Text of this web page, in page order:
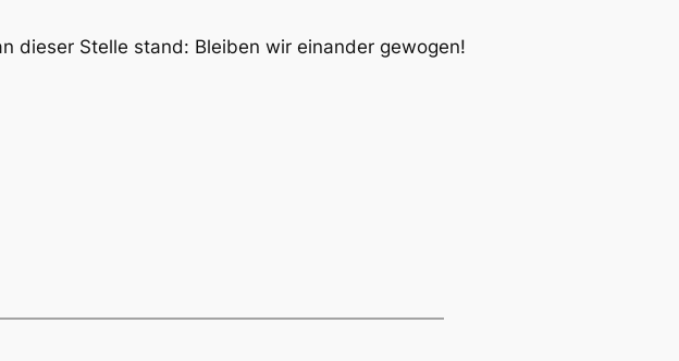
dieser Stelle stand: Bleiben wir einander gewogen!